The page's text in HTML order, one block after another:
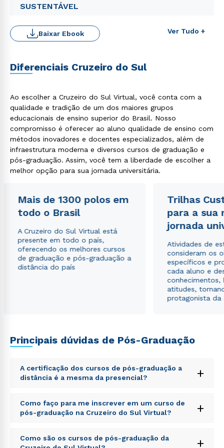
SUSTENTÁVEL
Ver Tudo +
Baixar Ebook
Diferenciais Cruzeiro do Sul
Ao escolher a Cruzeiro do Sul Virtual, você conta com a
qualidade e tradição de um dos maiores grupos
educacionais de ensino superior do Brasil. Nosso
compromisso é oferecer ao aluno qualidade de ensino com
métodos inovadores e docentes especializados, além de
infraestrutura moderna e diversos cursos de graduação e
pós-graduação. Assim, você tem a liberdade de escolher a
melhor opção para sua jornada universitária.
Mais de 1300 polos em
todo o Brasil
A Cruzeiro do Sul Virtual está
presente em todo o país,
oferecendo os melhores cursos
de graduação e pós-graduação a
distância do país
Trilhas
para a sua
jornada
Atividades de
consideram os
específicos e
cada aluno e
conhecimentos,
atitudes,
protagonista da
Principais dúvidas de Pós-Graduação
A certificação dos cursos de pós-graduação a
distância é a mesma da presencial?
+
Sed ut perspiciatis unde omnis iste natus error sit
voluptatem accusantium doloremque laudantium,
totam rem aperiam, eaque ipsa quae ab illo inventore
explicabo. Nemo enim ipsam voluptatem quia
Como faço para me inscrever em um curso de
pós-graduação na Cruzeiro do Sul Virtual?
+
Sed ut perspiciatis unde omnis iste natus error sit
voluptatem accusantium doloremque laudantium,
Como são os cursos de pós-graduação da
+
Rápido e fácil
WhatsApp
ou
Estou de acordo com a Política de Privacidade.e
autorizo que meus dados sejam utilizados para o
envio de conteúdos da Cruzeiro do Sul.